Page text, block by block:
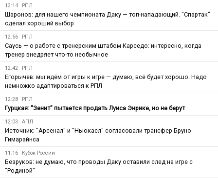
13:14 РПЛ
Шаронов: для нашего чемпионата Даку — топ-нападающий. "Спартак"
сделал хороший выбор
12:56 РПЛ
Саусь — о работе с тренерским штабом Карседо: интересно, когда
тренер внедряет что-то необычное
12:42 РПЛ
Егорычев: мы идём от игры к игре — думаю, всё будет хорошо. Надо
немножко адаптироваться к РПЛ
12:28 РПЛ
Гурцкая: "Зенит" пытается продать Луиса Энрике, но не берут
12:03 АПЛ
Источник: "Арсенал" и "Ньюкасл" согласовали трансфер Бруно
Гимарайнса
11:16 Кубок России
Безруков: не думаю, что проводы Даку оставили след на игре с
"Родиной"